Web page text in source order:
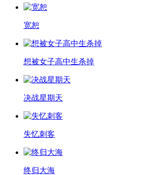
宽恕
想被女子高中生杀掉
决战星期天
失忆刺客
终归大海